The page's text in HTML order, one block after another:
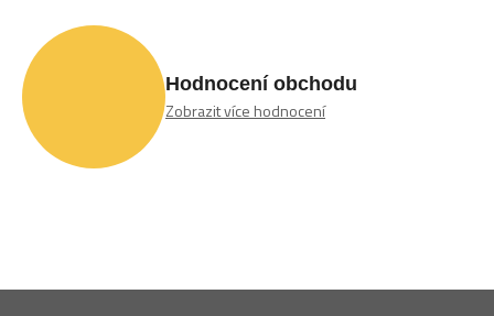
Hodnocení obchodu
Zobrazit více hodnocení